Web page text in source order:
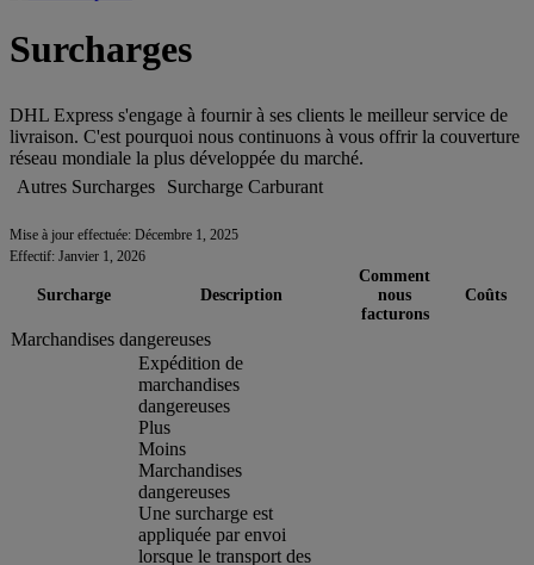
Surcharges
DHL Express s'engage à fournir à ses clients le meilleur service de
livraison. C'est pourquoi nous continuons à vous offrir la couverture
réseau mondiale la plus développée du marché.
Autres Surcharges
Surcharge Carburant
Mise à jour effectuée: Décembre 1, 2025
Effectif: Janvier 1, 2026
Surcharge Description
Comment
nous
facturons
Coûts
Marchandises dangereuses
Expédition de
marchandises
dangereuses
Plus
Moins
Marchandises
dangereuses
Une surcharge est
appliquée par envoi
lorsque le transport des